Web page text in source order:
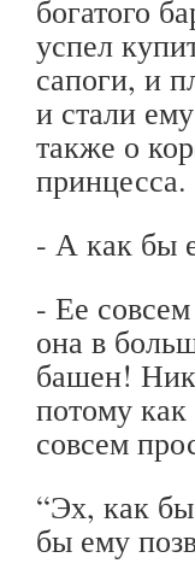
богатого
успел
сапоги, и
и стали
также о
принцесса.
- А как бы
- Ее
она в
башен!
потому
совсем
“Эх, как
бы ему